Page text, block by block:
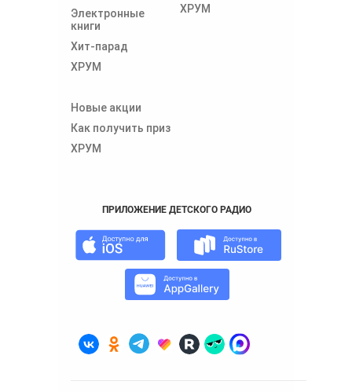
Электронные
книги
Хит-парад
ХРУМ
ХРУМ
Новые акции
Как получить приз
ХРУМ
ПРИЛОЖЕНИЕ ДЕТСКОГО РАДИО